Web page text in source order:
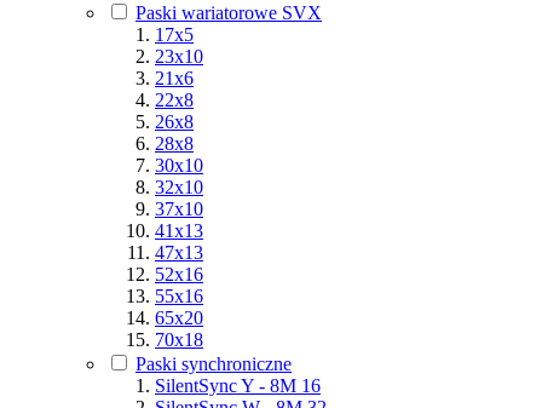
Paski wariatorowe SVX
17x5
23x10
21x6
22x8
26x8
28x8
30x10
32x10
37x10
41x13
47x13
52x16
55x16
65x20
70x18
Paski synchroniczne
SilentSync Y - 8M 16